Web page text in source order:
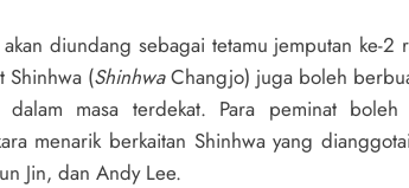
diundang sebagai tetamu jemputan ke-2
Shinhwa (ShinhwaChangjo) juga boleh
masa terdekat. Para peminat boleh
menarik berkaitan Shinhwa yang
Jin, dan Andy Lee.